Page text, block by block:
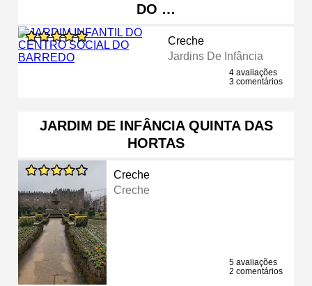
DO …
Creche
Jardins De Infância
4 avaliações
3 comentários
JARDIM DE INFÂNCIA QUINTA DAS
HORTAS
Creche
Creche
5 avaliações
2 comentários